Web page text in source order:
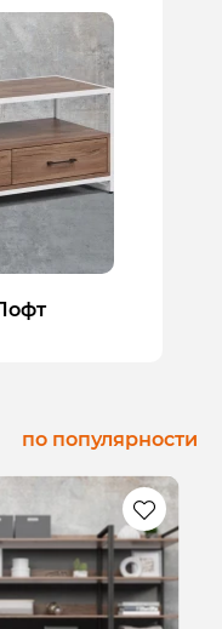
по популярности